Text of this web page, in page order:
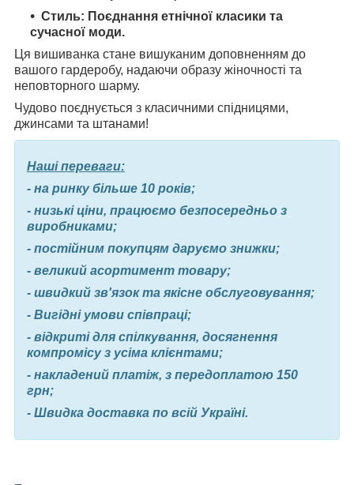
Стиль: Поєднання етнічної класики та
сучасної моди.
Ця вишиванка стане вишуканим доповненням до
вашого гардеробу, надаючи образу жіночності та
неповторного шарму.
Чудово поєднується з класичними спідницями,
джинсами та штанами!
Наші переваги:
- на ринку більше 10 років;
- низькі ціни, працюємо безпосередньо з
виробниками;
- постійним покупцям даруємо знижки;
- великий асортимент товару;
- швидкий зв'язок та якісне обслуговування;
- Вигідні умови співпраці;
- відкриті для спілкування, досягнення
компромісу з усіма клієнтами;
- накладений платіж, з передоплатою 150
грн;
- Швидка доставка по всій Україні.